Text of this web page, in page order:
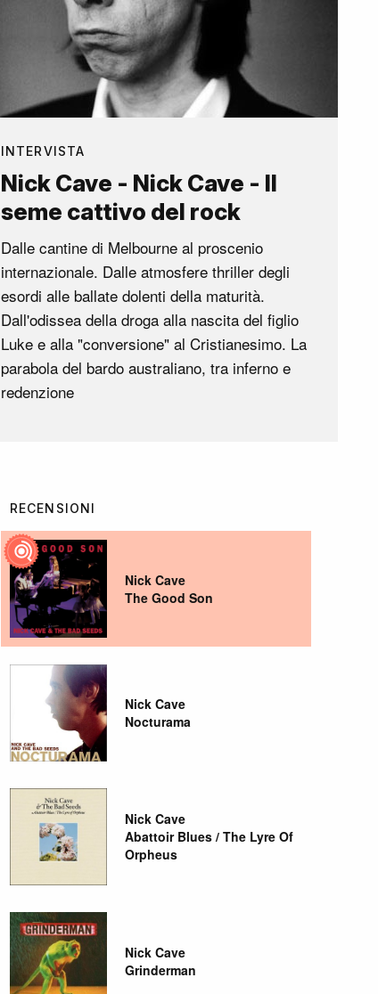
INTERVISTA
Nick Cave - Nick Cave - Il
seme cattivo del rock
Dalle cantine di Melbourne al proscenio
internazionale. Dalle atmosfere thriller degli
esordi alle ballate dolenti della maturità.
Dall'odissea della droga alla nascita del figlio
Luke e alla "conversione" al Cristianesimo. La
parabola del bardo australiano, tra inferno e
redenzione
RECENSIONI
Nick Cave
The Good Son
Nick Cave
Nocturama
Nick Cave
Abattoir Blues / The Lyre Of
Orpheus
Nick Cave
Grinderman